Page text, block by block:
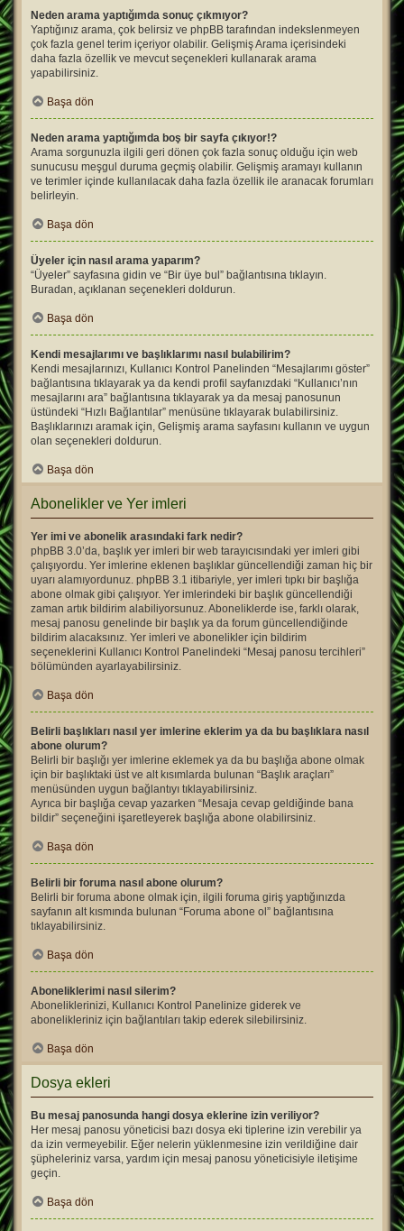
Neden arama yaptığımda sonuç çıkmıyor?
Yaptığınız arama, çok belirsiz ve phpBB tarafından indekslenmeyen
çok fazla genel terim içeriyor olabilir. Gelişmiş Arama içerisindeki
daha fazla özellik ve mevcut seçenekleri kullanarak arama
yapabilirsiniz.
Başa dön
Neden arama yaptığımda boş bir sayfa çıkıyor!?
Arama sorgunuzla ilgili geri dönen çok fazla sonuç olduğu için web
sunucusu meşgul duruma geçmiş olabilir. Gelişmiş aramayı kullanın
ve terimler içinde kullanılacak daha fazla özellik ile aranacak forumları
belirleyin.
Başa dön
Üyeler için nasıl arama yaparım?
“Üyeler” sayfasına gidin ve “Bir üye bul” bağlantısına tıklayın.
Buradan, açıklanan seçenekleri doldurun.
Başa dön
Kendi mesajlarımı ve başlıklarımı nasıl bulabilirim?
Kendi mesajlarınızı, Kullanıcı Kontrol Panelinden “Mesajlarımı göster”
bağlantısına tıklayarak ya da kendi profil sayfanızdaki “Kullanıcı’nın
mesajlarını ara” bağlantısına tıklayarak ya da mesaj panosunun
üstündeki “Hızlı Bağlantılar” menüsüne tıklayarak bulabilirsiniz.
Başlıklarınızı aramak için, Gelişmiş arama sayfasını kullanın ve uygun
olan seçenekleri doldurun.
Başa dön
Abonelikler ve Yer imleri
Yer imi ve abonelik arasındaki fark nedir?
phpBB 3.0’da, başlık yer imleri bir web tarayıcısındaki yer imleri gibi
çalışıyordu. Yer imlerine eklenen başlıklar güncellendiği zaman hiç bir
uyarı alamıyordunuz. phpBB 3.1 itibariyle, yer imleri tıpkı bir başlığa
abone olmak gibi çalışıyor. Yer imlerindeki bir başlık güncellendiği
zaman artık bildirim alabiliyorsunuz. Aboneliklerde ise, farklı olarak,
mesaj panosu genelinde bir başlık ya da forum güncellendiğinde
bildirim alacaksınız. Yer imleri ve abonelikler için bildirim
seçeneklerini Kullanıcı Kontrol Panelindeki “Mesaj panosu tercihleri”
bölümünden ayarlayabilirsiniz.
Başa dön
Belirli başlıkları nasıl yer imlerine eklerim ya da bu başlıklara nasıl
abone olurum?
Belirli bir başlığı yer imlerine eklemek ya da bu başlığa abone olmak
için bir başlıktaki üst ve alt kısımlarda bulunan “Başlık araçları”
menüsünden uygun bağlantıyı tıklayabilirsiniz.
Ayrıca bir başlığa cevap yazarken “Mesaja cevap geldiğinde bana
bildir” seçeneğini işaretleyerek başlığa abone olabilirsiniz.
Başa dön
Belirli bir foruma nasıl abone olurum?
Belirli bir foruma abone olmak için, ilgili foruma giriş yaptığınızda
sayfanın alt kısmında bulunan “Foruma abone ol” bağlantısına
tıklayabilirsiniz.
Başa dön
Aboneliklerimi nasıl silerim?
Aboneliklerinizi, Kullanıcı Kontrol Panelinize giderek ve
abonelikleriniz için bağlantıları takip ederek silebilirsiniz.
Başa dön
Dosya ekleri
Bu mesaj panosunda hangi dosya eklerine izin veriliyor?
Her mesaj panosu yöneticisi bazı dosya eki tiplerine izin verebilir ya
da izin vermeyebilir. Eğer nelerin yüklenmesine izin verildiğine dair
şüpheleriniz varsa, yardım için mesaj panosu yöneticisiyle iletişime
geçin.
Başa dön